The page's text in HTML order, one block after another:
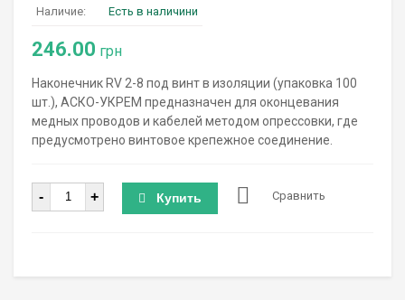
Наличие: Есть в наличини
246.00 грн
Наконечник RV 2-8 под винт в изоляции (упаковка 100
шт.), АСКО-УКРЕМ предназначен для оконцевания
медных проводов и кабелей методом опрессовки, где
предусмотрено винтовое крепежное соединение.
Количество
- + Купить Сравнить